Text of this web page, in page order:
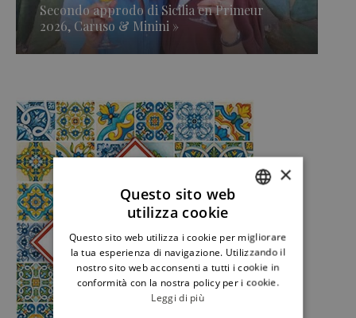
Secondo approdo di Sicilia en Primeur
2026, Caruso & Minini »
ENGLISH
×
Questo sito web
utilizza cookie
Questo sito web utilizza i cookie per migliorare
la tua esperienza di navigazione. Utilizzando il
nostro sito web acconsenti a tutti i cookie in
conformità con la nostra policy per i cookie.
Leggi di più